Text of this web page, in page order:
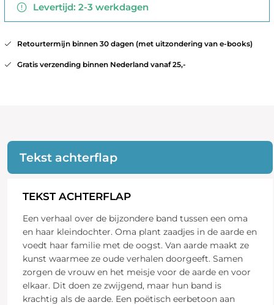
Levertijd: 2-3 werkdagen
Retourtermijn binnen 30 dagen (met uitzondering van e-books)
Gratis verzending binnen Nederland vanaf 25,-
Tekst achterflap
TEKST ACHTERFLAP
Een verhaal over de bijzondere band tussen een oma
en haar kleindochter. Oma plant zaadjes in de aarde en
voedt haar familie met de oogst. Van aarde maakt ze
kunst waarmee ze oude verhalen doorgeeft. Samen
zorgen de vrouw en het meisje voor de aarde en voor
elkaar. Dit doen ze zwijgend, maar hun band is
krachtig als de aarde. Een poëtisch eerbetoon aan